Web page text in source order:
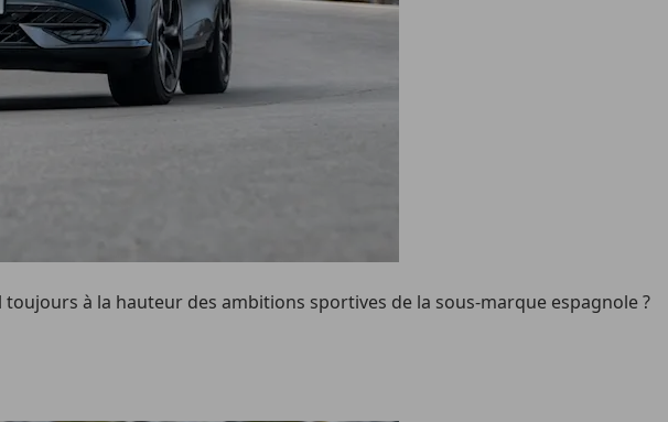
à la hauteur des ambitions sportives de la sous-marque espagnole ?